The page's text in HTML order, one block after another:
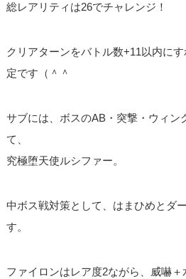
総レアリティは26でチャレンジ！
クリアターンをバトル数+11以内に
定です（＾＾
サブには、ボスのAB・突撃・ウィン
て、
究極堕天使ルシファー。
中ボス戦対策として、はまひめとダ
す。
ファイロンはレア度2ながら、威嚇